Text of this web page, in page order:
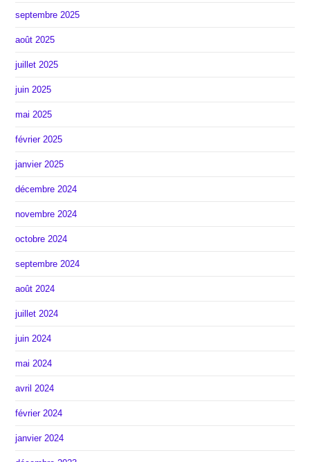
septembre 2025
août 2025
juillet 2025
juin 2025
mai 2025
février 2025
janvier 2025
décembre 2024
novembre 2024
octobre 2024
septembre 2024
août 2024
juillet 2024
juin 2024
mai 2024
avril 2024
février 2024
janvier 2024